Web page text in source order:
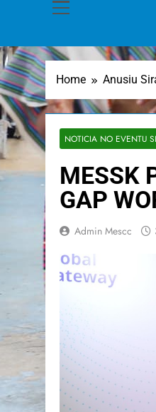
Home Anusiu
NOTICIA NO EVENTU
MESSK
GAP
Admin Mescc